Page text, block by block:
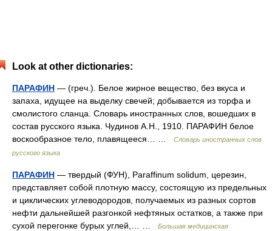
Look at other dictionaries:
ПАРАФИН — (греч.). Белое жирное вещество, без вкуса и
запаха, идущее на выделку свечей; добывается из торфа и
смолистого сланца. Словарь иностранных слов, вошедших в
состав русского языка. Чудинов А.Н., 1910. ПАРАФИН белое
воскообразное тело, плавящееся… …
Словарь иностранных слов
русского языка
ПАРАФИН — твердый (ФУН), Paraffinum solidum, церезин,
представляет собой плотную массу, состоящую из предельных
и циклических углеводородов, получаемых из разных сортов
нефти дальнейшей разгонкой нефтяных остатков, а также при
сухой перегонке бурых углей,… …
Большая медицинская